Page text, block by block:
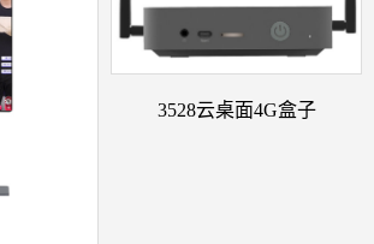
3528云桌面4G盒子